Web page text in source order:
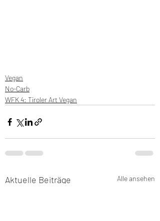
Vegan
No-Carb
WFK 4: Tiroler Art Vegan
Aktuelle Beiträge Alle ansehen